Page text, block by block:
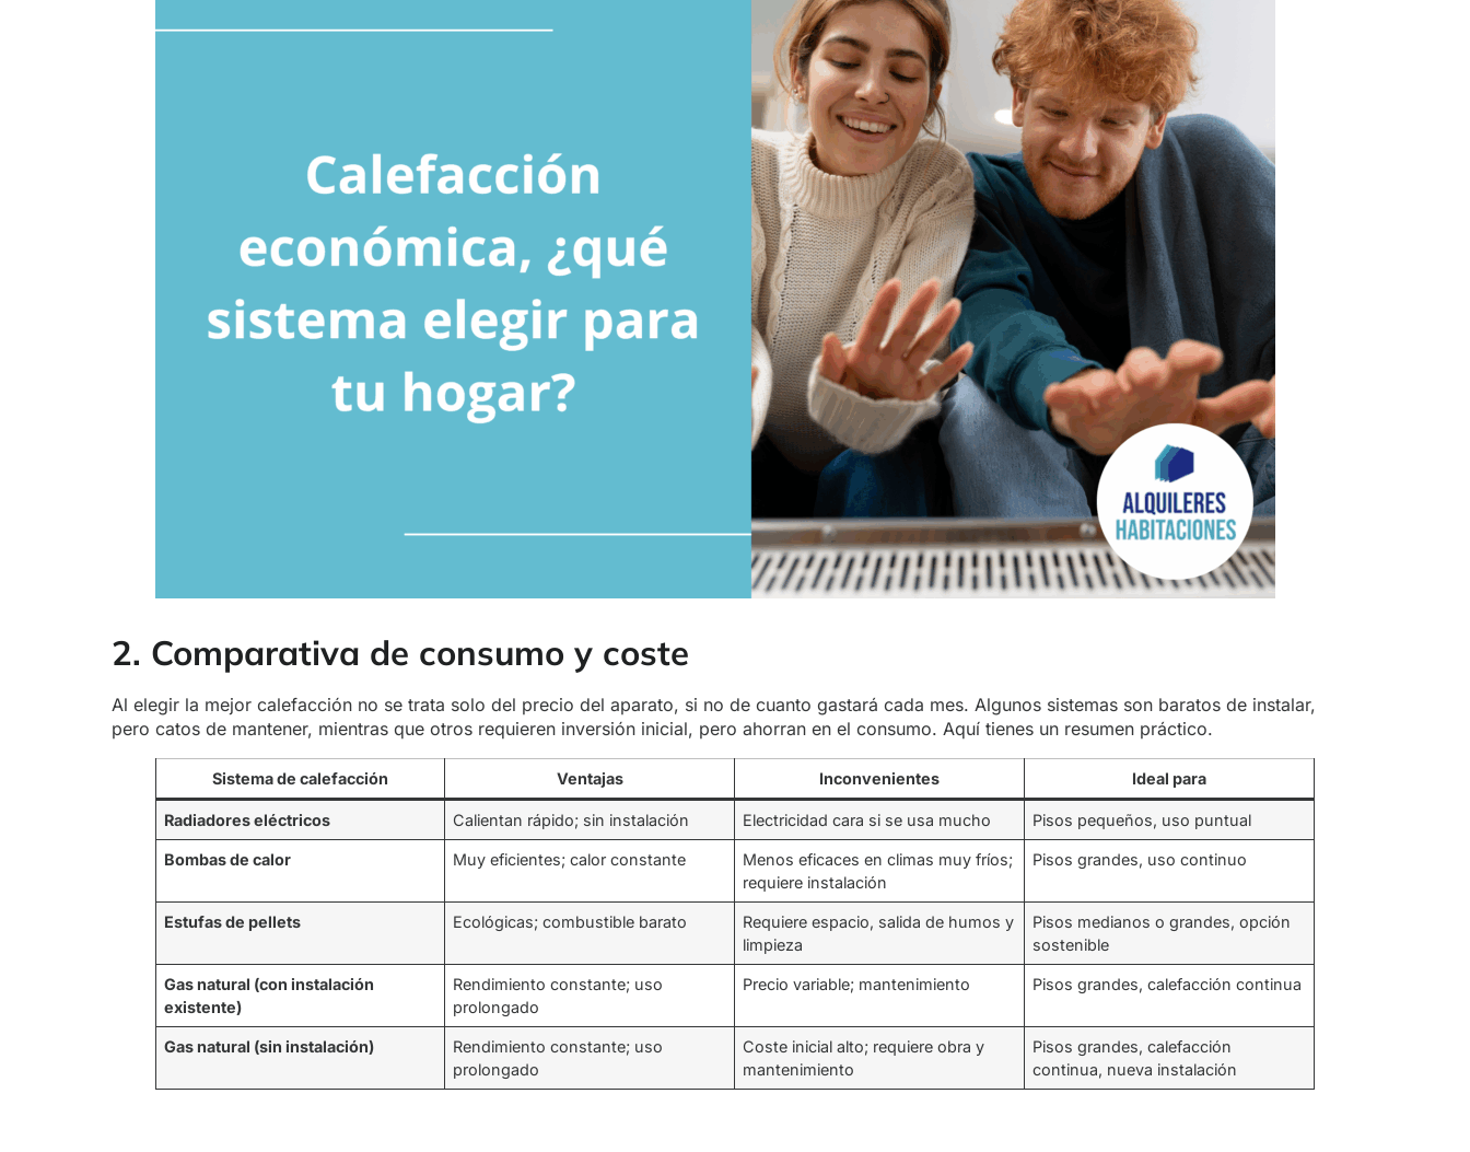
2. Comparativa de consumo y coste
Al elegir la mejor calefacción no se trata solo del precio del aparato, si no de cuanto gastará cada mes. Algunos sistemas son baratos de instalar,
pero catos de mantener, mientras que otros requieren inversión inicial, pero ahorran en el consumo. Aquí tienes un resumen práctico.
Sistema de calefacción Ventajas Inconvenientes Ideal para
Radiadores eléctricos Calientan rápido; sin instalación Electricidad cara si se usa mucho Pisos pequeños, uso puntual
Bombas de calor Muy eficientes; calor constante
Menos eficaces en climas muy fríos;
requiere instalación
Pisos grandes, uso continuo
Estufas de pellets Ecológicas; combustible barato
Requiere espacio, salida de humos y
limpieza
Pisos medianos o grandes, opción
sostenible
Gas natural (con instalación
existente)
Rendimiento constante; uso
prolongado
Precio variable; mantenimiento Pisos grandes, calefacción continua
Gas natural (sin instalación)
Rendimiento constante; uso
prolongado
Coste inicial alto; requiere obra y
mantenimiento
Pisos grandes, calefacción
continua, nueva instalación